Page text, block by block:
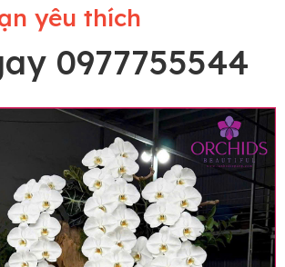
yêu thích
0977755544